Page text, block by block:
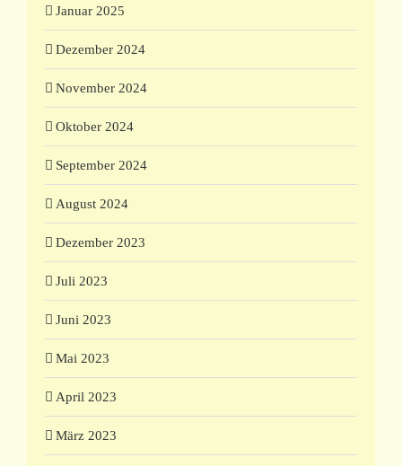
Januar 2025
Dezember 2024
November 2024
Oktober 2024
September 2024
August 2024
Dezember 2023
Juli 2023
Juni 2023
Mai 2023
April 2023
März 2023